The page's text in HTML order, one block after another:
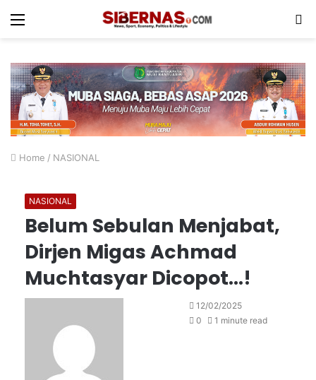
Menu
Home / NASIONAL
NASIONAL
Belum Sebulan Menjabat,
Dirjen Migas Achmad
Muchtasyar Dicopot…!
Send
an
12/02/2025
0
1 minute read